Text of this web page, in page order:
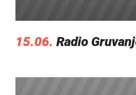
15.06. Radio